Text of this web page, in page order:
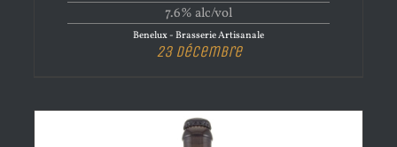
7.6% alc/vol
Benelux - Brasserie Artisanale
23 Décembre